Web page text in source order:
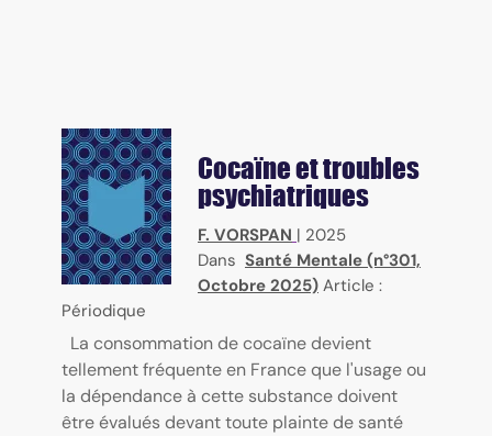
Cocaïne et troubles
psychiatriques
F. VORSPAN | 2025
Dans Santé Mentale (n°301,
Octobre 2025) Article :
Périodique
La consommation de cocaïne devient
tellement fréquente en France que l'usage ou
la dépendance à cette substance doivent
être évalués devant toute plainte de santé